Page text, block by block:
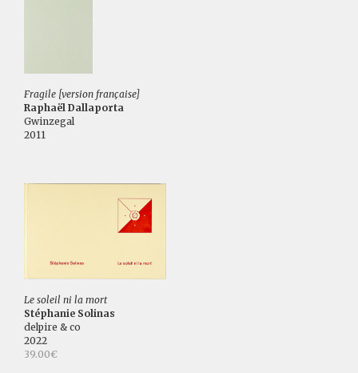
Fragile [version française]
Raphaël Dallaporta
Gwinzegal
2011
Le soleil ni la mort
Stéphanie Solinas
delpire & co
2022
39.00€